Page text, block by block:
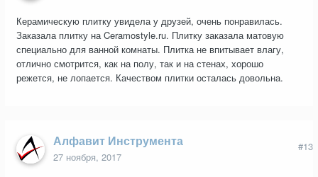
Керамическую плитку увидела у друзей, очень понравилась.
Заказала плитку на Ceramostyle.ru. Плитку заказала матовую
специально для ванной комнаты. Плитка не впитывает влагу,
отлично смотрится, как на полу, так и на стенах, хорошо
режется, не лопается. Качеством плитки осталась довольна.
Алфавит Инструмента
27 ноября, 2017
#13